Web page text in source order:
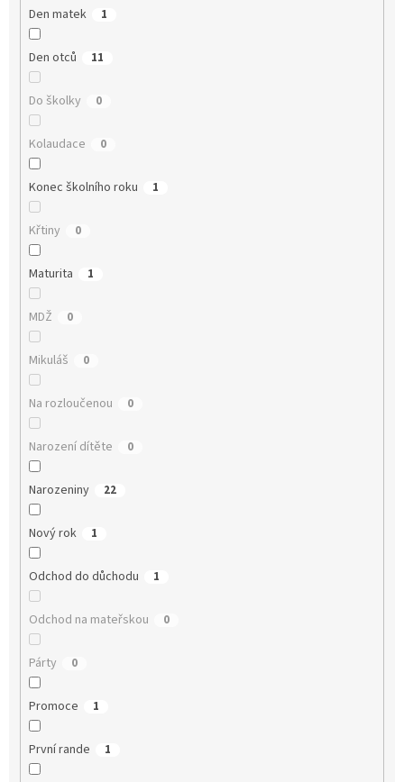
Den matek 1
Den otců 11
Do školky 0
Kolaudace 0
Konec školního roku 1
Křtiny 0
Maturita 1
MDŽ 0
Mikuláš 0
Na rozloučenou 0
Narození dítěte 0
Narozeniny 22
Nový rok 1
Odchod do důchodu 1
Odchod na mateřskou 0
Párty 0
Promoce 1
První rande 1